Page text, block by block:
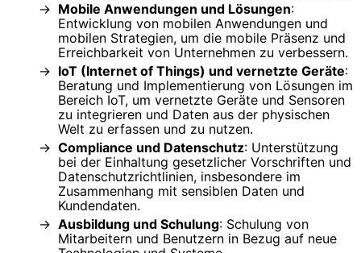
Mobile Anwendungen und Lösungen:
Entwicklung von mobilen Anwendungen und
mobilen Strategien, um die mobile Präsenz und
Erreichbarkeit von Unternehmen zu verbessern.
IoT (Internet of Things) und vernetzte Geräte:
Beratung und Implementierung von Lösungen im
Bereich IoT, um vernetzte Geräte und Sensoren
zu integrieren und Daten aus der physischen
Welt zu erfassen und zu nutzen.
Compliance und Datenschutz: Unterstützung
bei der Einhaltung gesetzlicher Vorschriften und
Datenschutzrichtlinien, insbesondere im
Zusammenhang mit sensiblen Daten und
Kundendaten.
Ausbildung und Schulung: Schulung von
Mitarbeitern und Benutzern in Bezug auf neue